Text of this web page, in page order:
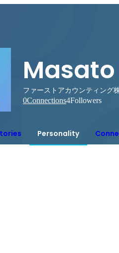
ファーストアカウンティング
0Connections4Followers
Personality